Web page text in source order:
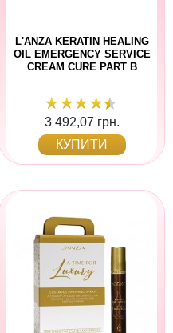
L'ANZA KERATIN HEALING
OIL EMERGENCY SERVICE
CREAM CURE PART B
3 492,07 грн.
КУПИТИ